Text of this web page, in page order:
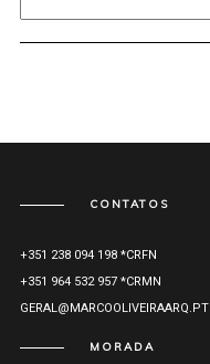
CONTATOS
+351 238 094 198 *CRFN
+351 964 532 957 *CRMN
GERAL@MARCOOLIVEIRAARQ.PT
MORADA